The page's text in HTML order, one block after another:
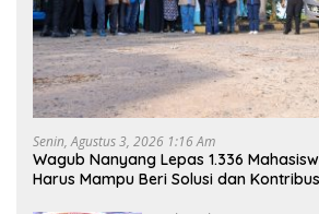
Senin, Agustus 3, 2026 1:16 Am
Wagub Nanyang Lepas 1.336
Harus Mampu Beri Solusi dan